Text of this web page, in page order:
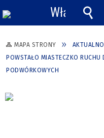
MAPA STRONY
POWSTAŁO MIASTECZKO RUCHU
PODWÓRKOWYCH
Włącz